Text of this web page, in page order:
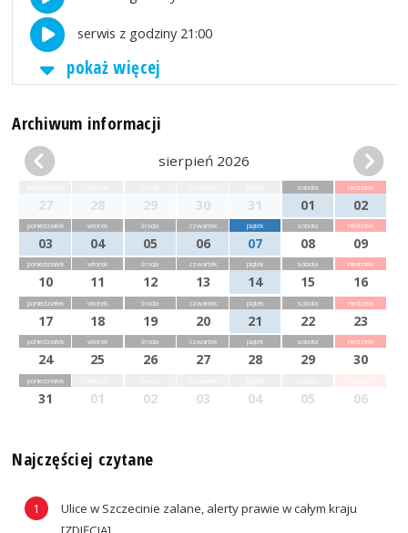
serwis z godziny 21:00
pokaż więcej
Archiwum informacji
sierpień 2026
27 28 29 30 31
sobota
01
niedziela
02
poniedziałek
03
wtorek
04
środa
05
czwartek
06
piątek
07
sobota
08
niedziela
09
poniedziałek
10
wtorek
11
środa
12
czwartek
13
piątek
14
sobota
15
niedziela
16
poniedziałek
17
wtorek
18
środa
19
czwartek
20
piątek
21
sobota
22
niedziela
23
poniedziałek
24
wtorek
25
środa
26
czwartek
27
piątek
28
sobota
29
niedziela
30
poniedziałek
31 01 02 03 04 05 06
Najczęściej czytane
Ulice w Szczecinie zalane, alerty prawie w całym kraju